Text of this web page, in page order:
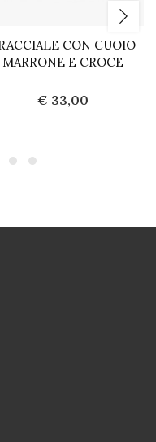
CON CUOIO
MARRONE E CROCE
€ 33,00